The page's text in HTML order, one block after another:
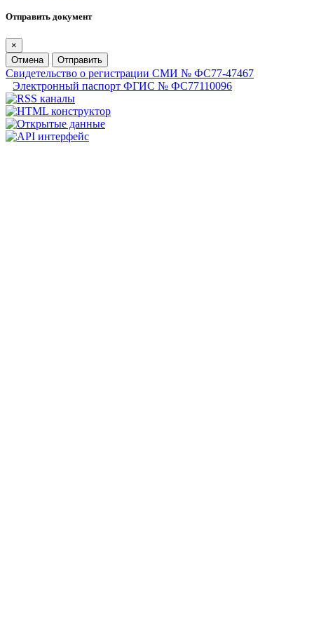
Отправить документ
×
Отмена
Отправить
Свидетельство о регистрации СМИ № ФС77-47467
Электронный паспорт ФГИС № ФС77110096